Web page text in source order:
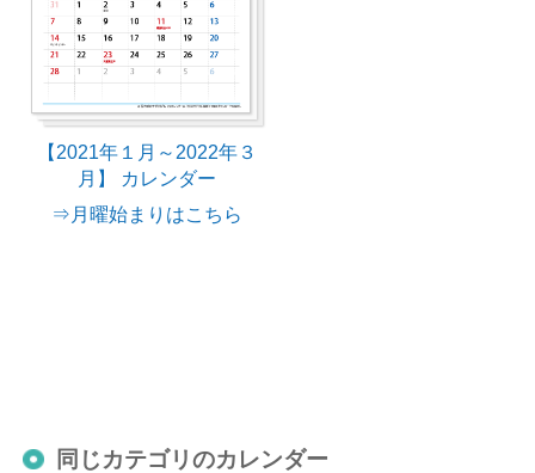
【2021年１月～2022年３
月】 カレンダー
⇒月曜始まりはこちら
同じカテゴリのカレンダー